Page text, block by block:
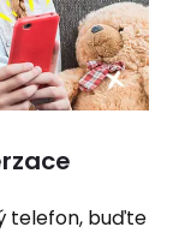
telefon, buďte